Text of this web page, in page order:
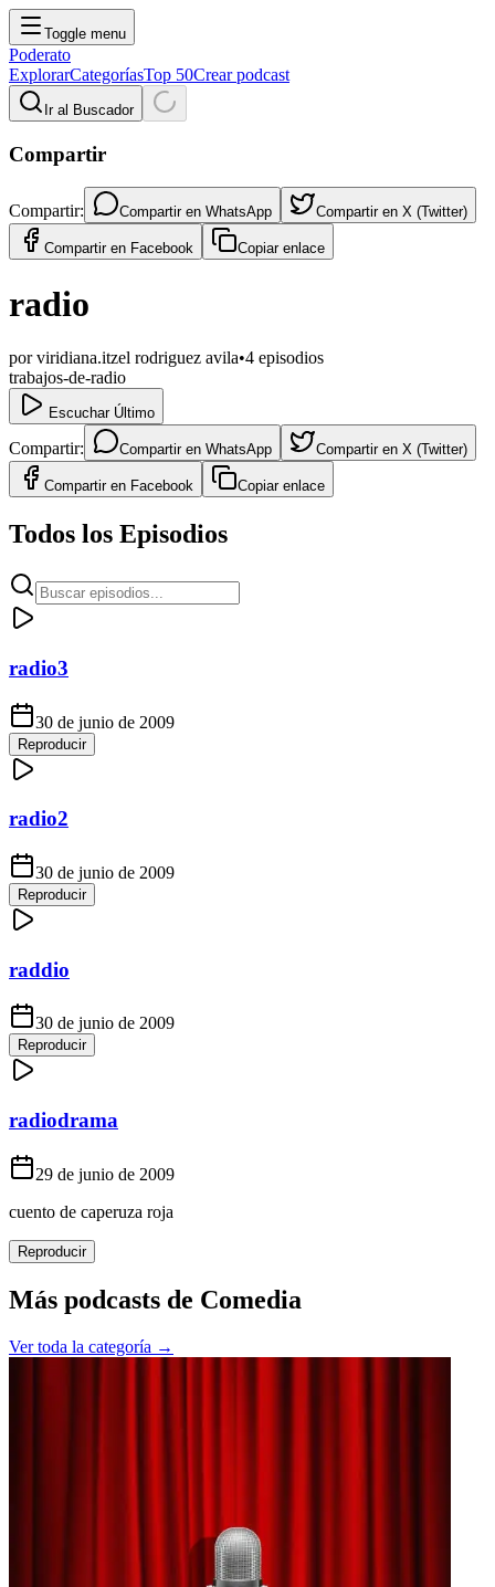
Toggle menu
Poderato
ExplorarCategoríasTop 50Crear podcast
Ir al Buscador
Compartir
Compartir: Compartir en WhatsApp Compartir en X (Twitter)
Compartir en Facebook Copiar enlace
radio
porviridiana.itzel rodriguez avila•4 episodios
trabajos-de-radio
Escuchar Último
Compartir: Compartir en WhatsApp Compartir en X (Twitter)
Compartir en Facebook Copiar enlace
Todos los Episodios
radio3
30 de junio de 2009
Reproducir
radio2
30 de junio de 2009
Reproducir
raddio
30 de junio de 2009
Reproducir
radiodrama
29 de junio de 2009
cuento de caperuza roja
Reproducir
Más podcasts de Comedia
Ver toda la categoría →